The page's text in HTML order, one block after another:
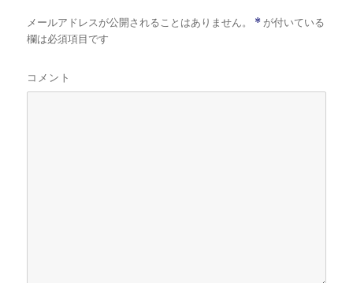
メールアドレスが公開されることはありません。 *が付いている
欄は必須項目です
コメント